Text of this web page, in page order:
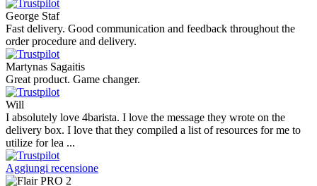
George Staf
Fast delivery. Good communication and feedback throughout the
order procedure and delivery.
Martynas Sagaitis
Great product. Game changer.
Will
I absolutely love 4barista. I love the message they wrote on the
delivery box. I love that they compiled a list of resources for me to
utilize for lea ...
Aggiungi recensione